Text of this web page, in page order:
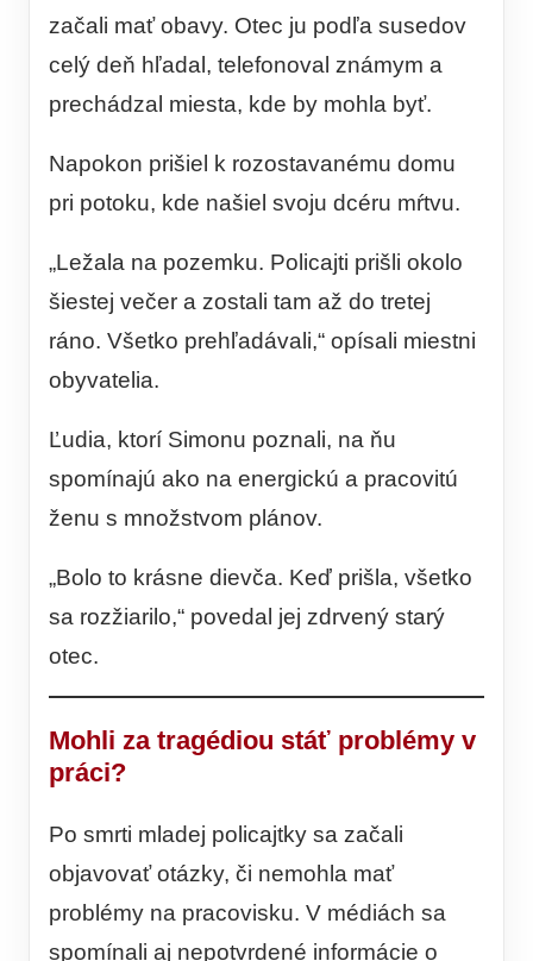
začali mať obavy. Otec ju podľa susedov
celý deň hľadal, telefonoval známym a
prechádzal miesta, kde by mohla byť.
Napokon prišiel k rozostavanému domu
pri potoku, kde našiel svoju dcéru mŕtvu.
„Ležala na pozemku. Policajti prišli okolo
šiestej večer a zostali tam až do tretej
ráno. Všetko prehľadávali,“ opísali miestni
obyvatelia.
Ľudia, ktorí Simonu poznali, na ňu
spomínajú ako na energickú a pracovitú
ženu s množstvom plánov.
„Bolo to krásne dievča. Keď prišla, všetko
sa rozžiarilo,“ povedal jej zdrvený starý
otec.
Mohli za tragédiou stáť problémy v
práci?
Po smrti mladej policajtky sa začali
objavovať otázky, či nemohla mať
problémy na pracovisku. V médiách sa
spomínali aj nepotvrdené informácie o